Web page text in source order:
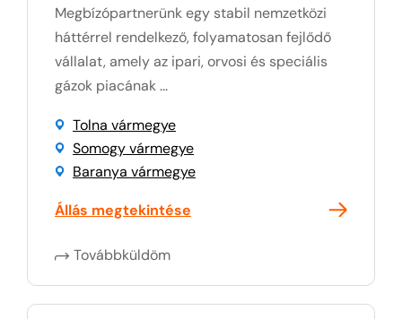
Megbízópartnerünk egy stabil nemzetközi
háttérrel rendelkező, folyamatosan fejlődő
vállalat, amely az ipari, orvosi és speciális
gázok piacának ...
Tolna vármegye
Somogy vármegye
Baranya vármegye
Állás megtekintése
Továbbküldöm